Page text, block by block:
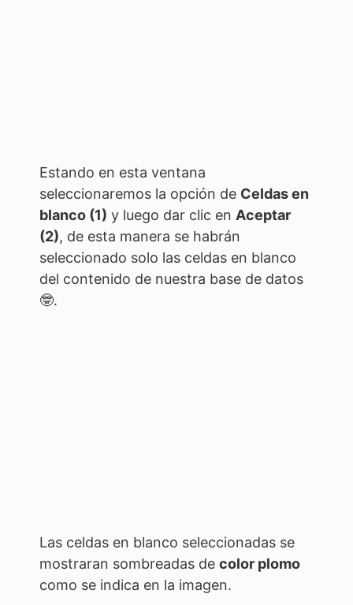
Estando en esta ventana
seleccionaremos la opción de Celdas en
blanco (1) y luego dar clic en Aceptar
(2), de esta manera se habrán
seleccionado solo las celdas en blanco
del contenido de nuestra base de datos
🤓.
Las celdas en blanco seleccionadas se
mostraran sombreadas de color plomo
como se indica en la imagen.